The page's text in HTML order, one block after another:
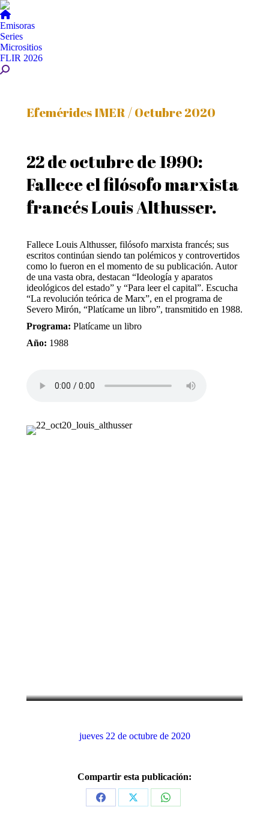
Emisoras
Series
Micrositios
FLIR 2026
Buscar:
Efemérides IMER / Octubre 2020
22 de octubre de 1990:
Fallece el filósofo marxista
francés Louis Althusser.
Fallece Louis Althusser, filósofo marxista francés; sus
escritos continúan siendo tan polémicos y controvertidos
como lo fueron en el momento de su publicación. Autor
de una vasta obra, destacan “Ideología y aparatos
ideológicos del estado” y “Para leer el capital”. Escucha
“La revolución teórica de Marx”, en el programa de
Severo Mirón, “Platícame un libro”, transmitido en 1988.
Programa: Platícame un libro
Año: 1988
jueves 22 de octubre de 2020
Compartir esta publicación:
Share
Share
Share